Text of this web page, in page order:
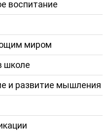
воспитание
миром
школе
и развитие мышления